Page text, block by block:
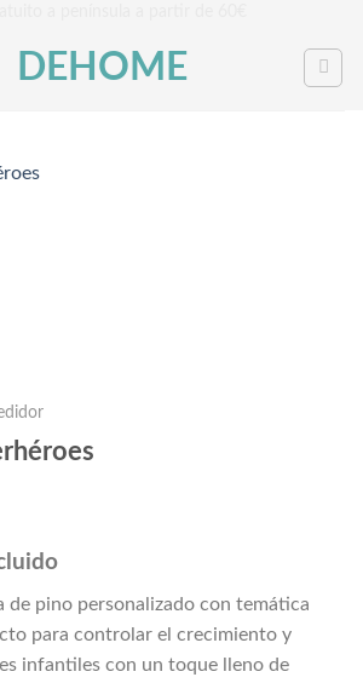
de pino personalizado con temática
para controlar el crecimiento y
infantiles con un toque lleno de